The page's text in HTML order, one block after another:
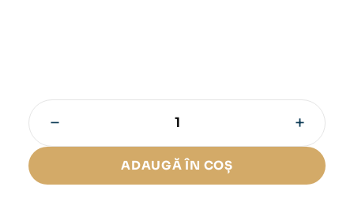
Tigarile
Colts
− +
ADAUGĂ ÎN COȘ